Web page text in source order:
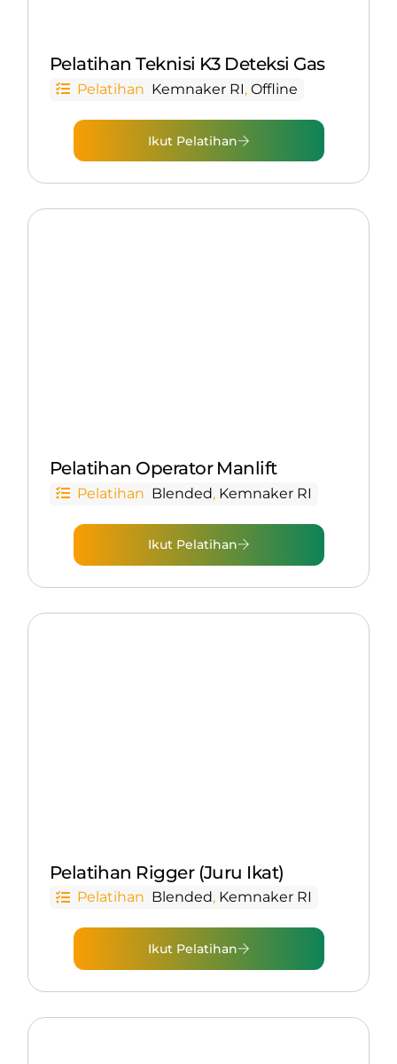
Pelatihan Teknisi K3 Deteksi Gas
Pelatihan Kemnaker RI, Offline
Ikut Pelatihan
Pelatihan Operator Manlift
Pelatihan Blended, Kemnaker RI
Ikut Pelatihan
Pelatihan Rigger (Juru Ikat)
Pelatihan Blended, Kemnaker RI
Ikut Pelatihan